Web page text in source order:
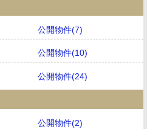
公開物件(7)
公開物件(10)
公開物件(24)
公開物件(2)